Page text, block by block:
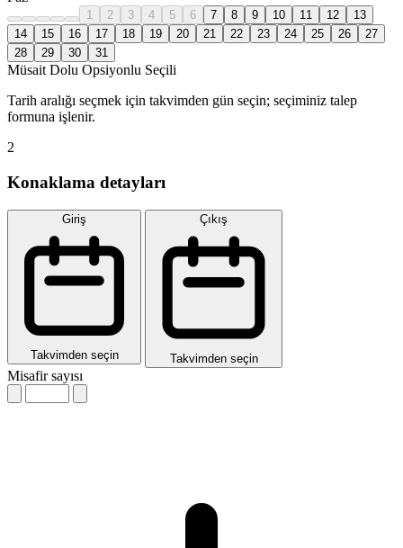
1 2 3 4 5 6 7 8 9 10 11 12
13
14
15 16 17 18 19 20 21 22 23 24 25 26
27
28
29 30 31
Müsait Dolu Opsiyonlu Seçili
Tarih aralığı seçmek için takvimden gün seçin; seçiminiz talep
formuna işlenir.
2
Konaklama detayları
Giriş
Takvimden seçin
Çıkış
Takvimden seçin
Misafir sayısı